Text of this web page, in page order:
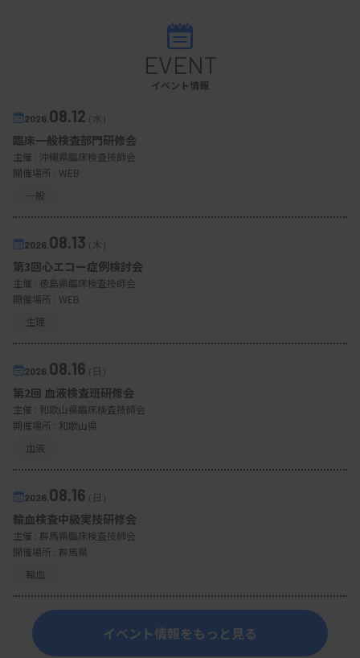
EVENT
イベント情報
2026. 08.12（水）
臨床一般検査部門研修会
主催 : 沖縄県臨床検査技師会
開催場所 : WEB
一般
2026. 08.13（木）
第3回心エコー症例検討会
主催 : 徳島県臨床検査技師会
開催場所 : WEB
生理
2026. 08.16（日）
第2回 血液検査班研修会
主催 : 和歌山県臨床検査技師会
開催場所 : 和歌山県
血液
2026. 08.16（日）
輸血検査中級実技研修会
主催 : 群馬県臨床検査技師会
開催場所 : 群馬県
輸血
イベント情報をもっと見る